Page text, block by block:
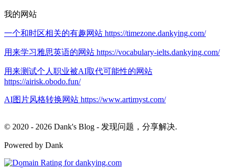
我的网站
一个和时区相关的有趣网站 https://timezone.dankying.com/
用来学习雅思英语的网站 https://vocabulary-ielts.dankying.com/
用来测试个人职业被AI取代可能性的网站
https://airisk.obodo.fun/
AI图片风格转换网站 https://www.artimyst.com/
© 2020 - 2026 Dank's Blog - 发现问题，分享解决.
Powered by Dank